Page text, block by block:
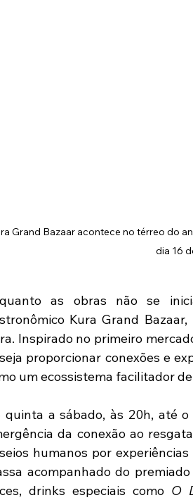
Grand Bazaar acontece no térreo do
dia 16
as obras não se
Kura Grand
Inspirado no primeiro
proporcionar conexões e
um ecossistema facilitador
quinta a sábado, às 20h, até
da conexão ao
humanos por
acompanhado do
drinks especiais como O